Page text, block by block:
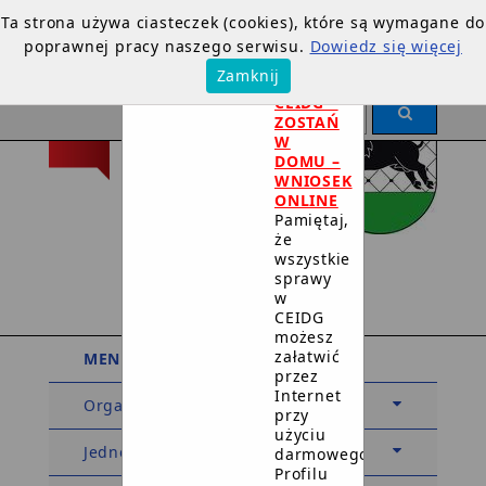
Urząd Miejski
w Debrznie
MENU PODMIOTOWE
Organy
Jednostki organizacyjne
Ta strona używa ciasteczek (cookies), które są wymagane do
poprawnej pracy naszego serwisu. Dowiedz się więcej
Zamknij
×
DOTYCZY
CEIDG –
ZOSTAŃ
W
DOMU –
WNIOSEK
ONLINE
Pamiętaj,
że
wszystkie
sprawy
w
CEIDG
możesz
załatwić
przez
Internet
przy
użyciu
darmowego
Profilu